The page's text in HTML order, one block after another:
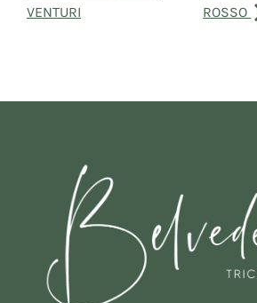
VENTURI
ROSSO